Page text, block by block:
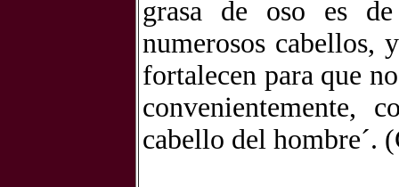
grasa de oso es
numerosos cabellos,
fortalecen para que
convenientemente,
cabello del hombre´.